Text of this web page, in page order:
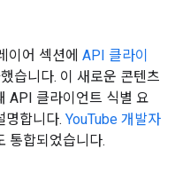
이어 섹션에 API 클라이
습니다. 이 새로운 콘텐츠
API 클라이언트 식별 요
명합니다. YouTube 개발자
통합되었습니다.